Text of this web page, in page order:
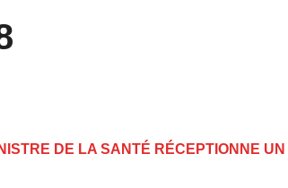
DE LA SANTÉ RÉCEPTIONNE